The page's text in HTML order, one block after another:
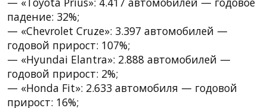
падение: 32%;
— «Chevrolet Cruze»: 3.397 автомобилей —
годовой прирост: 107%;
— «Hyundai Elantra»: 2.888 автомобилей —
годовой прирост: 2%;
— «Honda Fit»: 2.633 автомобиля — годовой
прирост: 16%;